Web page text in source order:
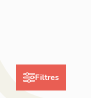
Filtres